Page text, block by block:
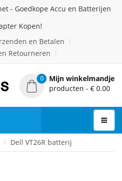
- Goedkope Accu en Batterijen
Kopen!
en Betalen
Retourneren
0
Mijn winkelmandje
producten - € 0.00
Dell VT26R batterij